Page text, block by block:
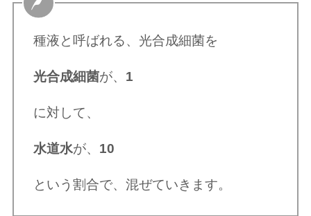
種液と呼ばれる、光合成細菌を
光合成細菌が、 1
に対して、
水道水が、 10
という割合で、混ぜていきます。